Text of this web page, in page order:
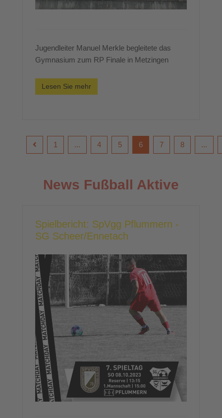
Jugendleiter Manuel Merkle begleitete das
Gymnasium zum RP Finale in Metzingen
Lesen Sie mehr
1 ... 4 5 6 7 8 ...
News Fußball Aktive
Spielbericht: SpVgg Pflummern -
SG Scheer/Ennetach